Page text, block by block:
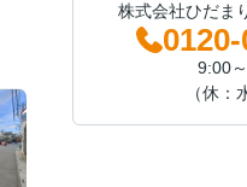
株式会社ひだ
9:00
（休：